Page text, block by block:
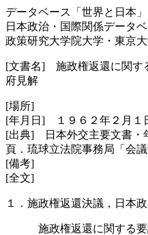
データベース「世界と日本
日本政治・国際関係データ
政策研究大学院大学・東京
[文書名] 施政権返還に関す
府見解
[場所]
[年月日] １９６２年２月１
[出典] 日本外交主要文書・
頁．琉球立法院事務局「会
[備考]
[全文]
１．施政権返還決議，日本
施政権返還に関する要